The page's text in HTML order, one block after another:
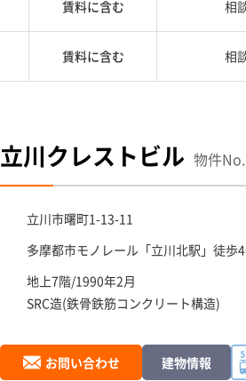
賃料に含む 相
賃料に含む 相
立川クレストビル 物件
立川市曙町1-13-11
多摩都市モノレール「立川北駅 」徒歩
地上7階/1990年2月
SRC造(鉄骨鉄筋コンクリート構造)
お問い合わせ 建物情報